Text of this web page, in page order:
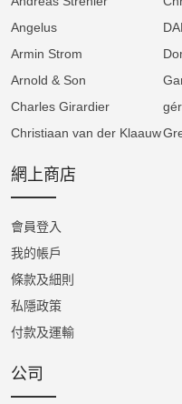
的三維視覺享受，
噴砂鈦金屬橋板中
圓弧輪廓齒輪到圓
細節都代表了「發
Invention）」與製
Angelus
Armin Strom
Arnold & Son
Charles Girardier
Christiaan van der Klaauw
網上商店
會員登入
我的帳戶
條款及細則
私隱政策
付款及運輸
公司